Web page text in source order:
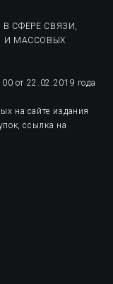
СФЕРЕ СВЯЗИ,
И МАССОВЫХ
от 22.02.2019 года
на сайте издания
ссылка на